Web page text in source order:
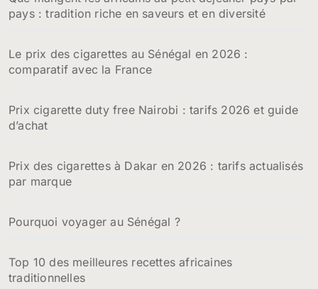
rpays : tradition riche en saveurs et en diversité
Le prix des cigarettes au Sénégal en 2026 :
comparatif avec la France
Prix cigarette duty free Nairobi : tarifs 2026 et guide
d’achat
Prix des cigarettes à Dakar en 2026 : tarifs actualisés
par marque
Pourquoi voyager au Sénégal ?
Top 10 des meilleures recettes africaines
traditionnelles